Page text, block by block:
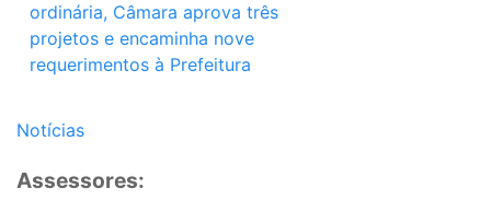
ordinária, Câmara aprova três
projetos e encaminha nove
requerimentos à Prefeitura
Notícias
Assessores: